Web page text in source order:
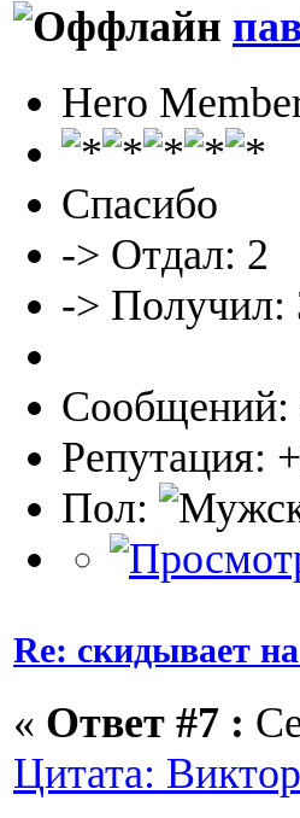
Hero
Спасибо
-> Отдал: 2
-> Получил:
Сообщений:
Репутация:
Пол:
Re: скидывает
« Ответ #7 :
Цитата: